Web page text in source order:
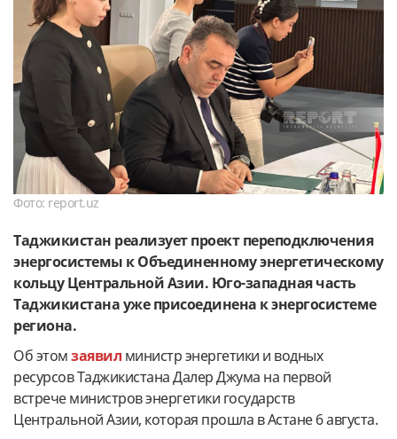
Фото: report.uz
Таджикистан реализует проект переподключения
энергосистемы к Объединенному энергетическому
кольцу Центральной Азии. Юго-западная часть
Таджикистана уже присоединена к энергосистеме
региона.
Об этомзаявил министр энергетики и водных
ресурсов Таджикистана Далер Джума на первой
встрече министров энергетики государств
Центральной Азии, которая прошла в Астане 6 августа.